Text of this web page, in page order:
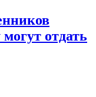
отдать